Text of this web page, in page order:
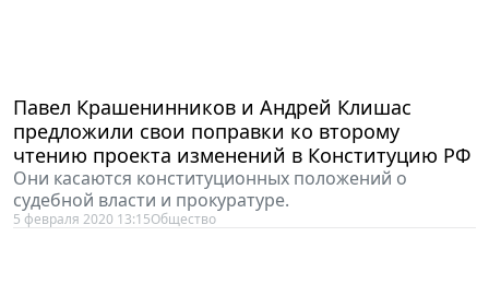
Павел Крашенинников и Андрей Клишас
предложили свои поправки ко второму
чтению проекта изменений в Конституцию РФ
Они касаются конституционных положений о
судебной власти и прокуратуре.
5 февраля 2020 13:15Общество